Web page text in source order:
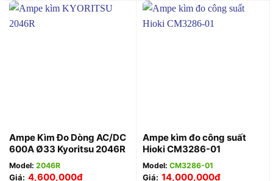
Ampe Kìm Đo Dòng AC/DC
600A Ø33 Kyoritsu 2046R
Model: 2046R
Giá: 4,600,000₫
Ampe kìm đo công suất
Hioki CM3286-01
Model: CM3286-01
Giá: 14,000,000₫